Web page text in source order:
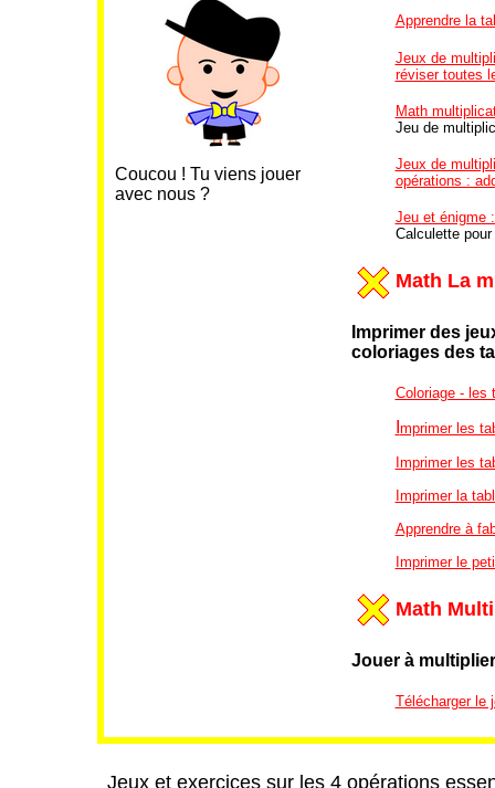
Coucou ! Tu viens jouer
avec nous ?
Apprendre la
Jeux de
réviser toutes
Math
Jeu de
Jeux de
opérations :
Jeu et énigme
Calculette
Math La
Imprimer des
coloriages des
Coloriage - les
mprimer les
Imprimer les
Imprimer la
Apprendre à
Imprimer le
Math
Jouer à
Télécharger le
Jeux et exercices sur les 4 opérations